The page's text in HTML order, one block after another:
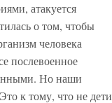
атакуется
о том, чтобы
человека
послевоенное
Но наши
к тому, что не дети